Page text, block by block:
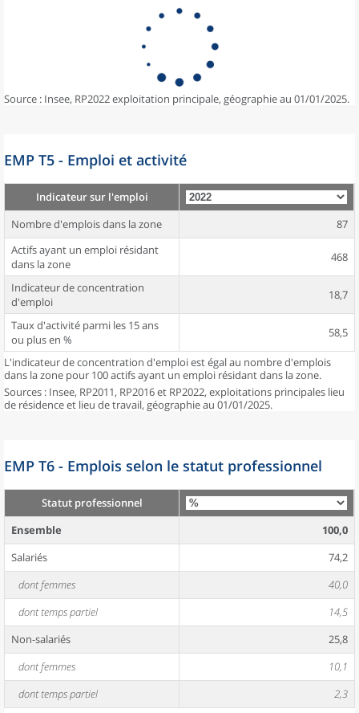
Source : Insee, RP2022 exploitation principale, géographie au 01/01/2025.
EMP T5 - Emploi et activité
Indicateur sur l'emploi
Nombre d'emplois dans la zone
87
Actifs ayant un emploi résidant
dans la zone
468
Indicateur de concentration
d'emploi
18,7
Taux d'activité parmi les 15 ans
ou plus en %
58,5
L'indicateur de concentration d'emploi est égal au nombre d'emplois
dans la zone pour 100 actifs ayant un emploi résidant dans la zone.
Sources : Insee, RP2011, RP2016 et RP2022, exploitations principales lieu
de résidence et lieu de travail, géographie au 01/01/2025.
EMP T6 - Emplois selon le statut professionnel
Statut professionnel
Ensemble
100,0
Salariés
74,2
dont femmes
40,0
dont temps partiel
14,5
Non-salariés
25,8
dont femmes
10,1
dont temps partiel
2,3